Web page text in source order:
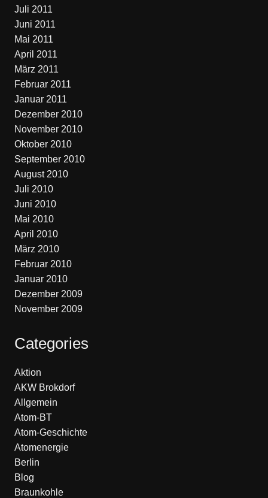
Juli 2011
Juni 2011
Mai 2011
April 2011
März 2011
Februar 2011
Januar 2011
Dezember 2010
November 2010
Oktober 2010
September 2010
August 2010
Juli 2010
Juni 2010
Mai 2010
April 2010
März 2010
Februar 2010
Januar 2010
Dezember 2009
November 2009
Categories
Aktion
AKW Brokdorf
Allgemein
Atom-BT
Atom-Geschichte
Atomenergie
Berlin
Blog
Braunkohle